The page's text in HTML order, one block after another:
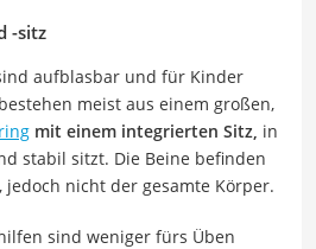
-sitz
aufblasbar und für Kinder
meist aus einem großen,
mit einem integrierten Sitz, in
stabil sitzt. Die Beine befinden
nicht der gesamte Körper.
sind weniger fürs Üben